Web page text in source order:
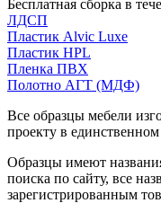
Бесплатная сборка в
ЛДСП
Пластик Alvic Luxe
Пластик HPL
Пленка ПВХ
Полотно АГТ (МДФ)
Все образцы мебели
проекту в единственном
Образцы имеют
поиска по сайту, все
зарегистрированным